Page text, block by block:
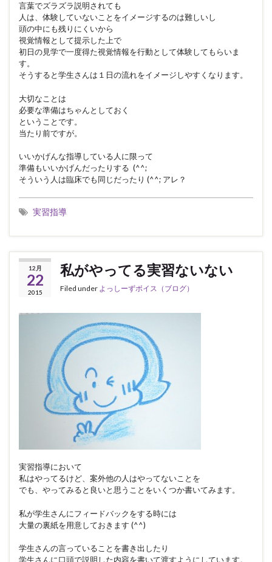
言葉でズラズラ説明されても
人は、体験していないことをイメージするのは難しいし
頭の中にも残りにくいから
視覚情報として提示した上で
初日の見学で一度得た視覚情報を行動として体験してもらいま
す。
そうすると学生さんは１日の流れをイメージしやすくなります。
大切なことは
必要な準備はちゃんとしておく
ということです。
当たり前ですが。
いいかげんな指導している人に限って
準備もいいかげんだったりする (^^;
そういう人は臨床でも同じだったり (^^; アレ？
実習指導
12月
22
2015
私がやってる実習ないない
Filed under よっしーずボイス（ブログ）
実習指導において
私はやってるけど、案外他の人はやってないことを
でも、やってみると良いと思うことをいくつか書いてみます。
私が学生さんにフィードバックをする時には
大量の裏紙を用意しておきます (^^)
学生さんの言っていることを書き出したり
学生さんに口頭で説明した内容を書いて渡すようにしています。